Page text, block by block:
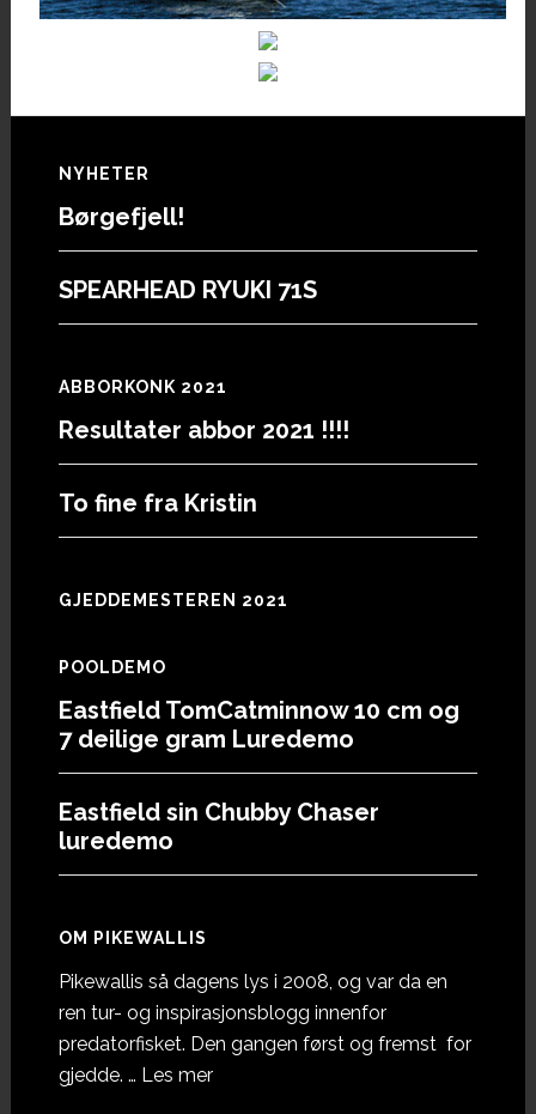
Footer
NYHETER
Børgefjell!
SPEARHEAD RYUKI 71S
ABBORKONK 2021
Resultater abbor 2021 !!!!
To fine fra Kristin
GJEDDEMESTEREN 2021
POOLDEMO
Eastfield TomCatminnow 10 cm og
7 deilige gram Luredemo
Eastfield sin Chubby Chaser
luredemo
OM PIKEWALLIS
Pikewallis så dagens lys i 2008, og var da en
ren tur- og inspirasjonsblogg innenfor
predatorfisket. Den gangen først og fremst for
gjedde. … Les meromOm